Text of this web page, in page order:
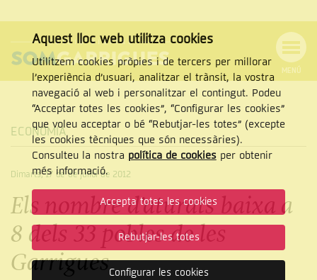
NAVEGACIÓ
MENÚ
Cercar
ECONOMIA
Dimarts, 17 de de juliol de 2012
Els nombre d’aturats baixa a
8 dels 33 pobles de les
Garrigues
Aquest lloc web utilitza cookies
Utilitzem cookies pròpies i de tercers per millorar
l’experiència d’usuari, analitzar el trànsit, la vostra
navegació al web i personalitzar el contingut. Podeu
“Acceptar totes les cookies”, “Configurar les cookies”
que voleu acceptar o bé “Rebutjar-les totes” (excepte
les cookies tècniques que són necessàries).
Consulteu la nostra política de cookiesper obtenir
més informació.
Accepta totes les cookies
Rebutjar-les totes
Configurar les cookies